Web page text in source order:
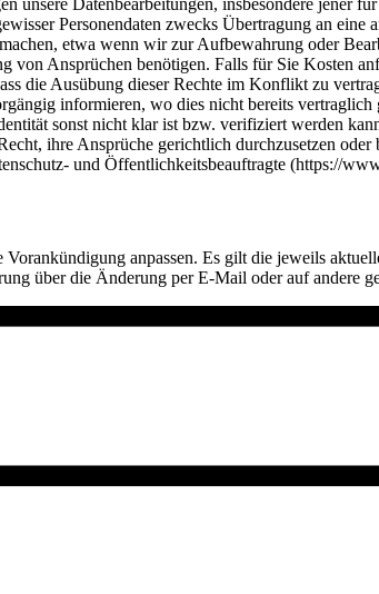
Personendaten zwecks Übertragung an
etwa wenn wir zur Aufbewahrung oder
von Ansprüchen benötigen. Falls für Sie
die Ausübung dieser Rechte im Konflikt zu
informieren, wo dies nicht bereits
sonst nicht klar ist bzw. verifiziert werden
ihre Ansprüche gerichtlich durchzusetzen
und Öffentlichkeitsbeauftragte (https://
anpassen. Es gilt die jeweils
über die Änderung per E-Mail oder auf andere